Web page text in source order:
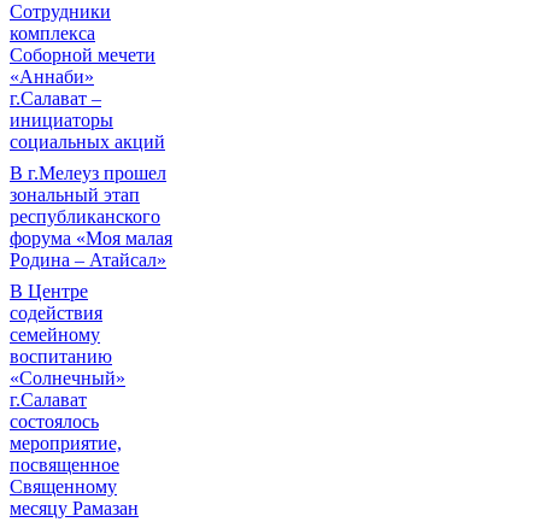
Сотрудники
комплекса
Соборной мечети
«Аннаби»
г.Салават –
инициаторы
социальных акций
В г.Мелеуз прошел
зональный этап
республиканского
форума «Моя малая
Родина – Атайсал»
В Центре
содействия
семейному
воспитанию
«Солнечный»
г.Салават
состоялось
мероприятие,
посвященное
Священному
месяцу Рамазан